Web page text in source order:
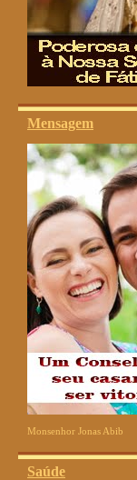
Mensagem
Monsenhor Jonas Abib
Saúde